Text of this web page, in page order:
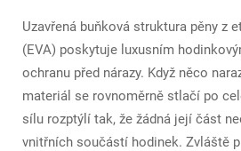
Uzavřená buňková struktura pěny z
(EVA) poskytuje luxusním
ochranu před nárazy. Když něco
materiál se rovnoměrně stlačí po
sílu rozptýlí tak, že žádná její část
vnitřních součástí hodinek. Zvláště